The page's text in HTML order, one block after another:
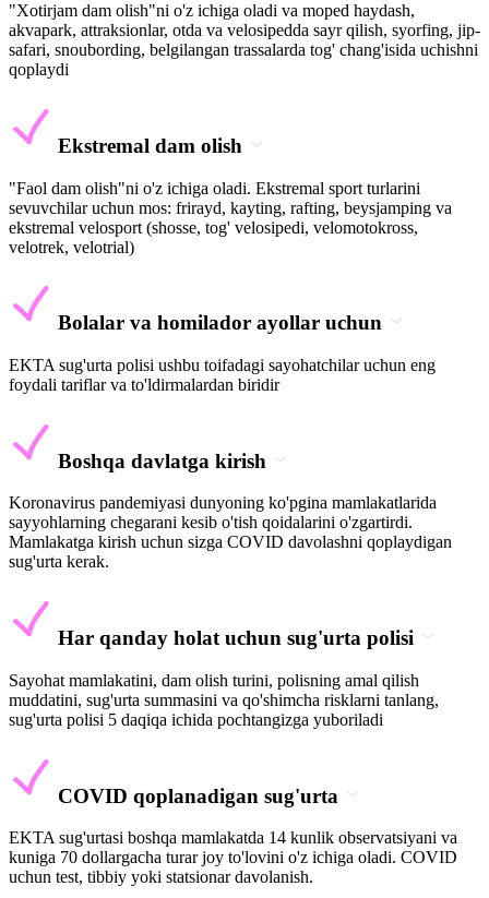
"Xotirjam dam olish"ni o'z ichiga oladi va moped haydash,
akvapark, attraksionlar, otda va velosipedda sayr qilish, syorfing, jip-
safari, snoubording, belgilangan trassalarda tog' chang'isida uchishni
qoplaydi
Ekstremal dam olish
"Faol dam olish"ni o'z ichiga oladi. Ekstremal sport turlarini
sevuvchilar uchun mos: frirayd, kayting, rafting, beysjamping va
ekstremal velosport (shosse, tog' velosipedi, velomotokross,
velotrek, velotrial)
Bolalar va homilador ayollar uchun
EKTA sug'urta polisi ushbu toifadagi sayohatchilar uchun eng
foydali tariflar va to'ldirmalardan biridir
Boshqa davlatga kirish
Koronavirus pandemiyasi dunyoning ko'pgina mamlakatlarida
sayyohlarning chegarani kesib o'tish qoidalarini o'zgartirdi.
Mamlakatga kirish uchun sizga COVID davolashni qoplaydigan
sug'urta kerak.
Har qanday holat uchun sug'urta polisi
Sayohat mamlakatini, dam olish turini, polisning amal qilish
muddatini, sug'urta summasini va qo'shimcha risklarni tanlang,
sug'urta polisi 5 daqiqa ichida pochtangizga yuboriladi
COVID qoplanadigan sug'urta
EKTA sug'urtasi boshqa mamlakatda 14 kunlik observatsiyani va
kuniga 70 dollargacha turar joy to'lovini o'z ichiga oladi. COVID
uchun test, tibbiy yoki statsionar davolanish.